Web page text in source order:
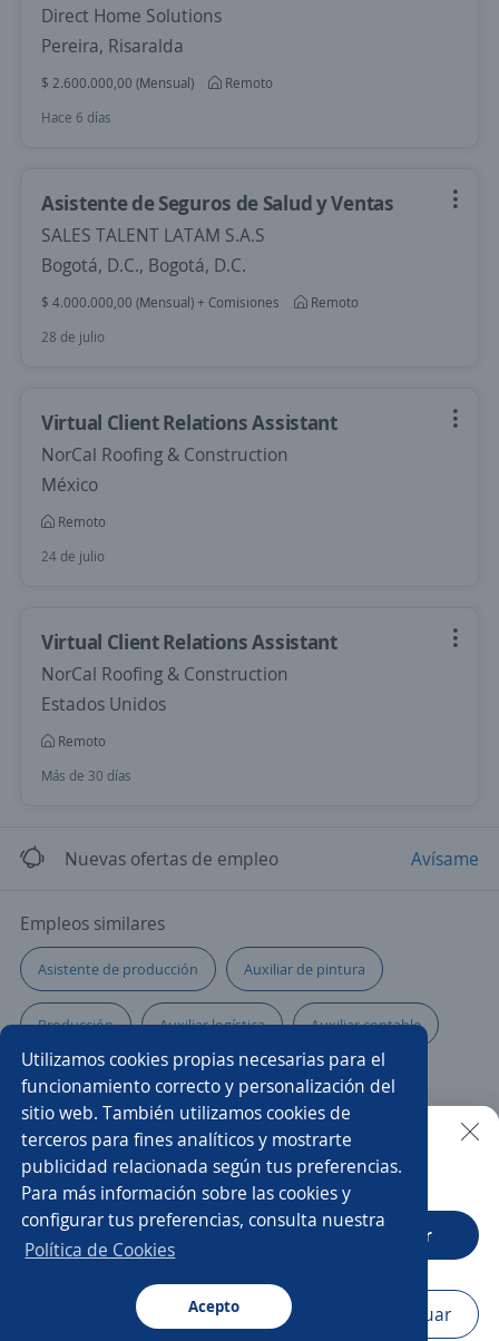
Utilizamos cookies propias necesarias para el
funcionamiento correcto y personalización del
sitio web. También utilizamos cookies de
terceros para fines analíticos y mostrarte
publicidad relacionada según tus preferencias.
Para más información sobre las cookies y
configurar tus preferencias, consulta nuestra
Política de Cookies
Acepto
Direct Home Solutions
Pereira, Risaralda
$ 2.600.000,00 (Mensual)
Remoto
Hace 6 días
Asistente de Seguros de Salud y Ventas
SALES TALENT LATAM S.A.S
Bogotá, D.C., Bogotá, D.C.
$ 4.000.000,00 (Mensual) + Comisiones
Remoto
28 de julio
Virtual Client Relations Assistant
NorCal Roofing & Construction
México
Remoto
24 de julio
Virtual Client Relations Assistant
NorCal Roofing & Construction
Estados Unidos
Remoto
Más de 30 días
Nuevas ofertas de empleo Avísame
Empleos similares
Asistente de producción Auxiliar de pintura
Producción Auxiliar logística Auxiliar contable
Cargador/a Auxiliar administrativo/a
Auxiliar en obra Auxiliar técnico
Auxiliar de mantenimiento Auxiliar
Ayudante general Auxiliar siso
Ayudante de servicios generales
Buscar es más fácil en la app
CT App Abrir
Navegador Continuar